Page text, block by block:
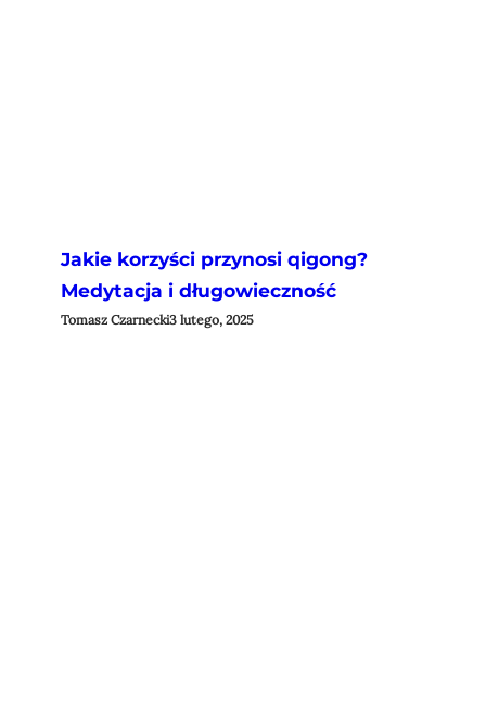
Jakie korzyści przynosi qigong?
Medytacja i długowieczność
Tomasz Czarnecki3 lutego, 2025